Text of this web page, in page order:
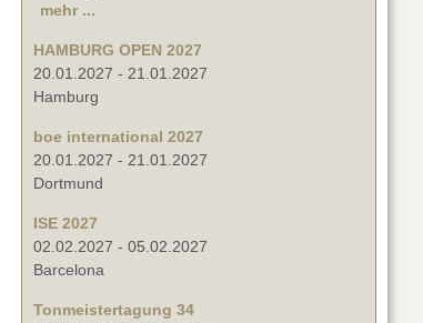
mehr ...
HAMBURG OPEN 2027
20.01.2027 - 21.01.2027
Hamburg
boe international 2027
20.01.2027 - 21.01.2027
Dortmund
ISE 2027
02.02.2027 - 05.02.2027
Barcelona
Tonmeistertagung 34